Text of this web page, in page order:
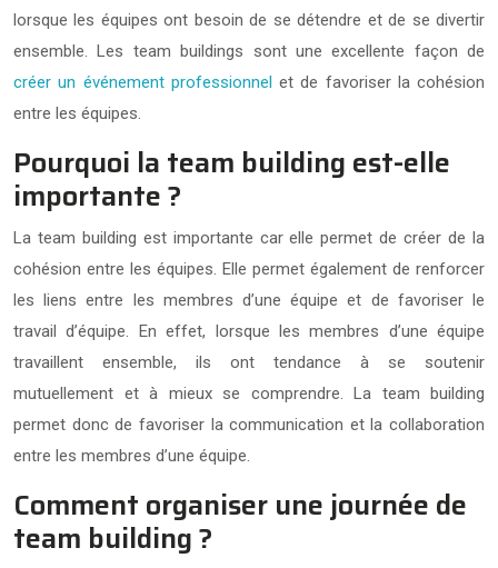
lorsque les équipes ont besoin de se détendre et de se divertir
ensemble. Les team buildings sont une excellente façon de
créer un événement professionnel et de favoriser la cohésion
entre les équipes.
Pourquoi la team building est-elle
importante ?
La team building est importante car elle permet de créer de la
cohésion entre les équipes. Elle permet également de renforcer
les liens entre les membres d’une équipe et de favoriser le
travail d’équipe. En effet, lorsque les membres d’une équipe
travaillent ensemble, ils ont tendance à se soutenir
mutuellement et à mieux se comprendre. La team building
permet donc de favoriser la communication et la collaboration
entre les membres d’une équipe.
Comment organiser une journée de
team building ?